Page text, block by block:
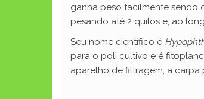
ganha peso facilmente sendo
pesando até 2 quilos e, ao
Seu nome científico é
para o poli cultivo e é
aparelho de filtragem, a carpa